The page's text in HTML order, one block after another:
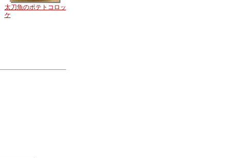
太刀魚のポテトコロッ
ケ